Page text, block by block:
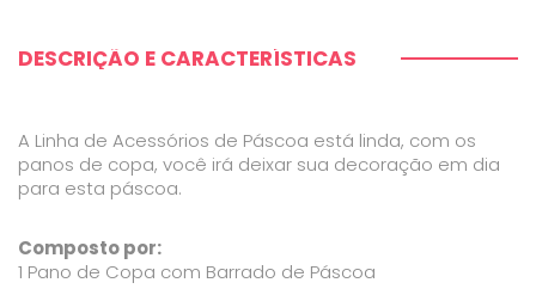
DESCRIÇÃO E CARACTERÍSTICAS
A Linha de Acessórios de Páscoa está linda, com os
panos de copa, você irá deixar sua decoração em dia
para esta páscoa.
Composto por:
1 Pano de Copa com Barrado de Páscoa